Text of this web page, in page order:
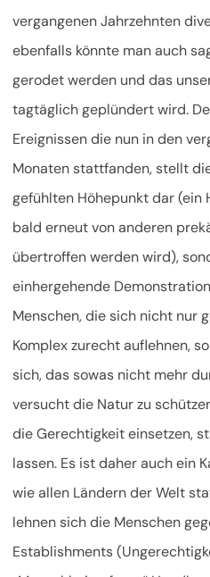
vergangenen Jahrzehnten
ebenfalls könnte man auch
gerodet werden und das
tagtäglich geplündert wird.
Ereignissen die nun in den
Monaten stattfanden, stellt
gefühlten Höhepunkt dar (ein
bald erneut von anderen
übertroffen werden wird),
einhergehende
Menschen, die sich nicht nur
Komplex zurecht auflehnen,
sich, das sowas nicht mehr
versucht die Natur zu
die Gerechtigkeit einsetzen,
lassen. Es ist daher auch ein
wie allen Ländern der Welt
lehnen sich die Menschen
Establishments